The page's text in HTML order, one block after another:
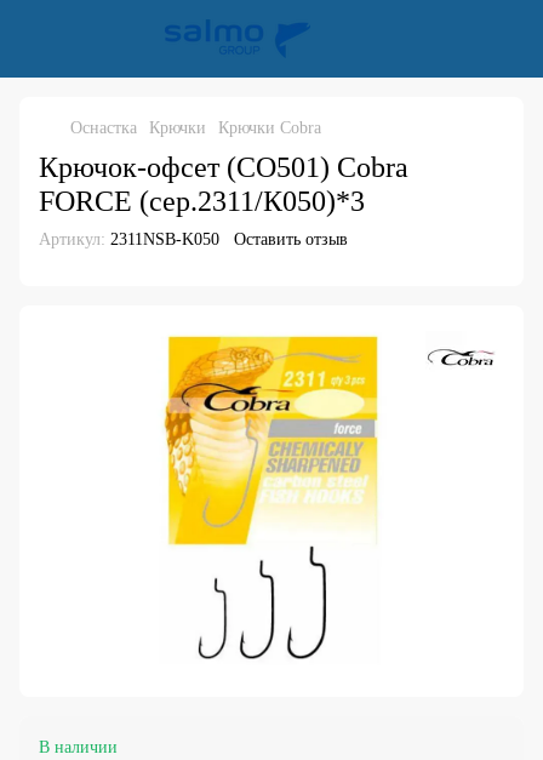
Оснастка Крючки Крючки Cobra
Крючок-офсет (CO501) Cobra
FORCE (сер.2311/К050)*3
Артикул: 2311NSB-K050 Оставить отзыв
В наличии